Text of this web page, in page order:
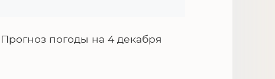
Прогноз погоды на 4 декабря